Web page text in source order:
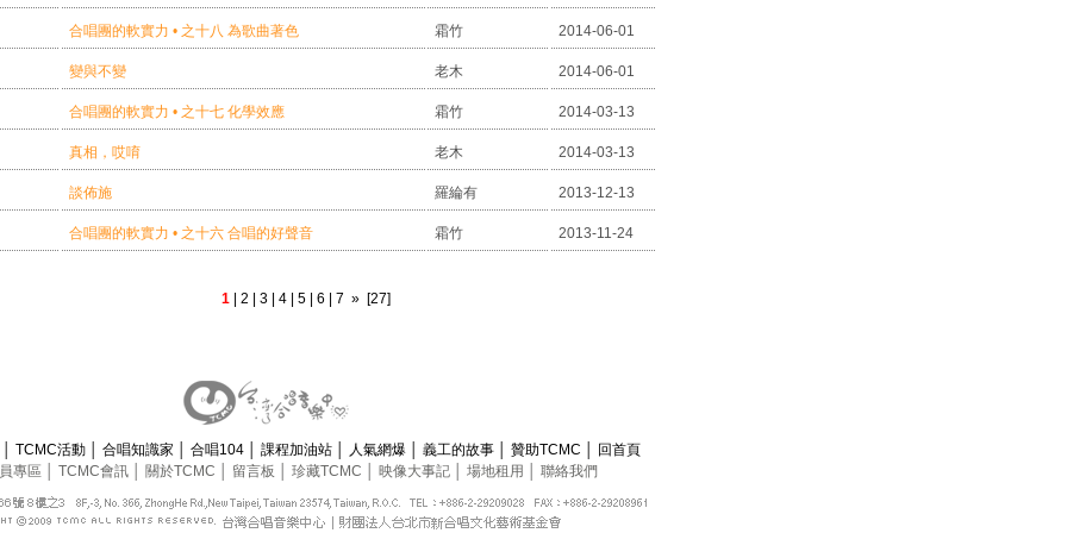
合唱團的軟實力 • 之十八 為歌曲著色 霜竹 2014-06-01
變與不變 老木 2014-06-01
合唱團的軟實力 • 之十七 化學效應 霜竹 2014-03-13
真相，哎唷 老木 2014-03-13
談佈施 羅綸有 2013-12-13
合唱團的軟實力 • 之十六 合唱的好聲音 霜竹 2013-11-24
1 | 2 | 3 | 4 | 5 | 6 | 7 » [27]
TCMC活動 合唱知識家 合唱104 課程加油站 人氣網爆 義工的故事 贊助TCMC
回首頁
專區
TCMC會訊 關於TCMC 留言板 珍藏TCMC 映像大事記 場地租用 聯絡我們